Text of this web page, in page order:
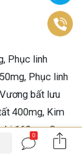
Phục linh
Phục linh
bất lưu
400mg, Kim
160mg, Cam
270mg
0
ĐẶT LỊCH KHÁM